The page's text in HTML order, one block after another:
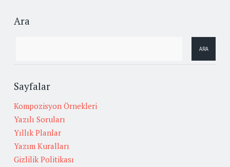
Ara
Sayfalar
Kompozisyon Örnekleri
Yazılı Soruları
Yıllık Planlar
Yazım Kuralları
Gizlilik Politikası